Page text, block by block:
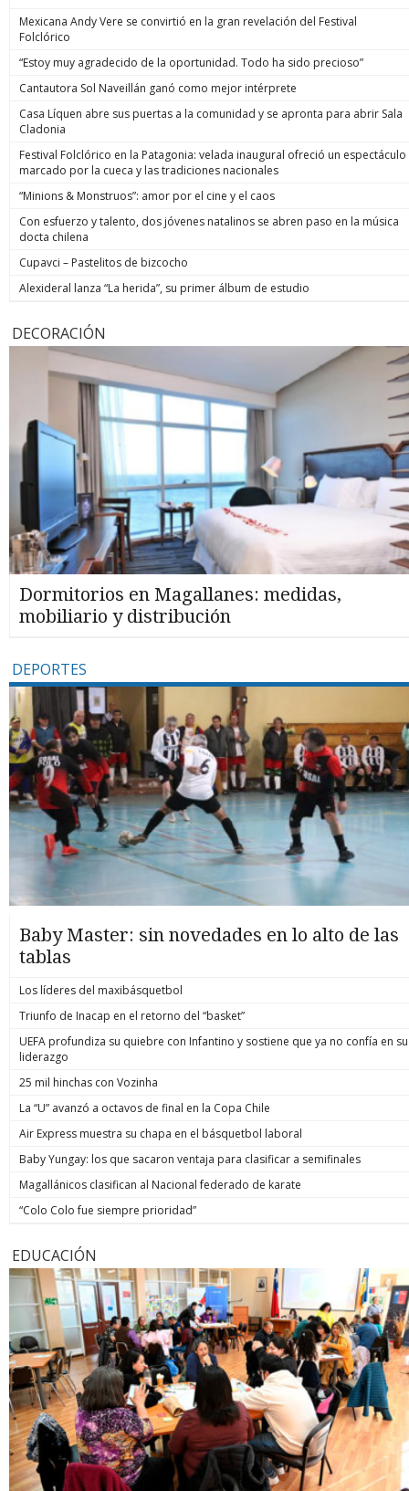
Mexicana Andy Vere se convirtió en la gran revelación del Festival
Folclórico
“Estoy muy agradecido de la oportunidad. Todo ha sido precioso”
Cantautora Sol Naveillán ganó como mejor intérprete
Casa Líquen abre sus puertas a la comunidad y se apronta para abrir Sala
Cladonia
Festival Folclórico en la Patagonia: velada inaugural ofreció un espectáculo
marcado por la cueca y las tradiciones nacionales
“Minions & Monstruos”: amor por el cine y el caos
Con esfuerzo y talento, dos jóvenes natalinos se abren paso en la música
docta chilena
Cupavci – Pastelitos de bizcocho
Alexideral lanza “La herida”, su primer álbum de estudio
DECORACIÓN
Dormitorios en Magallanes: medidas,
mobiliario y distribución
DEPORTES
Baby Master: sin novedades en lo alto de las
tablas
Los líderes del maxibásquetbol
Triunfo de Inacap en el retorno del “basket”
UEFA profundiza su quiebre con Infantino y sostiene que ya no confía en su
liderazgo
25 mil hinchas con Vozinha
La “U” avanzó a octavos de final en la Copa Chile
Air Express muestra su chapa en el básquetbol laboral
Baby Yungay: los que sacaron ventaja para clasificar a semifinales
Magallánicos clasifican al Nacional federado de karate
“Colo Colo fue siempre prioridad”
EDUCACIÓN